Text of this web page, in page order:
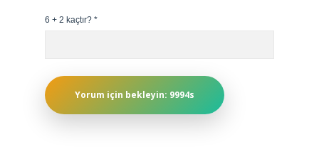
6 + 2 kaçtır? *